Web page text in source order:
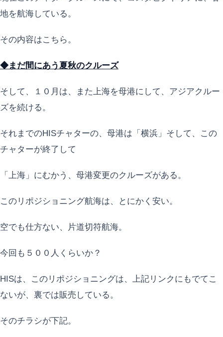
地を航海している。
その内容はこちら。
◆まだ間にあう夏秋のクルーズ
そして、１０月は、また上海を母港にして、アジアクルー
ズを続ける。
それまでのHISチャターの、母港は「横浜」そして、この
チャターが終了して
「上海」にむかう、母港変更のクルーズがある。
このリポジショニング航海は、とにかく安い。
空でも仕方ない、片道切符航海。
今回も５００人くらいか？
HISは、このリポジショニングは、上記リンクにもでてこ
ないが、裏では販売している。
そのチラシが下記。